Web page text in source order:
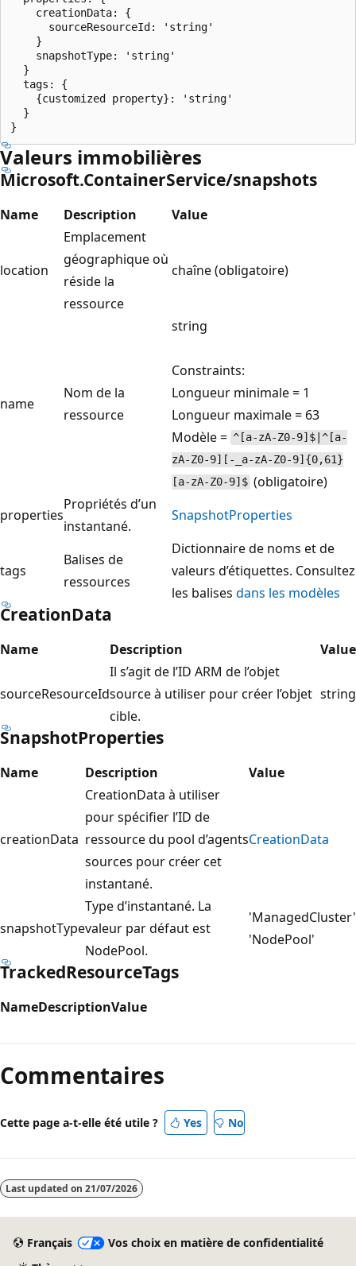
    creationData: {
      sourceResourceId: 'string'
    }
    snapshotType: 'string'
  }
  tags: {
    {customized property}: 'string'
  }
Valeurs immobilières
Microsoft.ContainerService/snapshots
Name Description Value
location
Emplacement
géographique où
réside la
ressource
chaîne (obligatoire)
name
Nom de la
ressource
string
Constraints:
Longueur minimale = 1
Longueur maximale = 63
Modèle = ^[a-zA-Z0-9]$|^[a-
zA-Z0-9][-_a-zA-Z0-9]{0,61}
[a-zA-Z0-9]$ (obligatoire)
properties
Propriétés d’un
instantané.
SnapshotProperties
tags
Balises de
ressources
Dictionnaire de noms et de
valeurs d’étiquettes. Consultez
les balises dans les modèles
CreationData
Name Description Value
sourceResourceId
Il s’agit de l’ID ARM de l’objet
source à utiliser pour créer l’objet
cible.
string
SnapshotProperties
Name Description Value
creationData
CreationData à utiliser
pour spécifier l’ID de
ressource du pool d’agents
sources pour créer cet
instantané.
CreationData
snapshotType
Type d’instantané. La
valeur par défaut est
NodePool.
'ManagedCluster'
'NodePool'
TrackedResourceTags
NameDescriptionValue
lecture
désactivé
Commentaires
Cette page a-t-elle été utile ? Yes No
Last updated on 21/07/2026
Français
Vos choix en matière de confidentialité